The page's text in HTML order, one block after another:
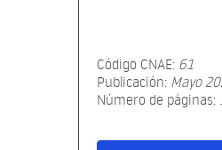
Código CNAE: 61
Publicación: Mayo
Número de páginas: